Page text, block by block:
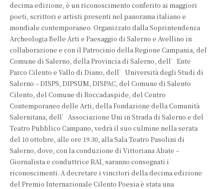
decima edizione, è un riconoscimento conferito ai maggiori
poeti, scrittori e artisti presenti nel panorama italiano e
mondiale contemporaneo. Organizzato dalla Soprintendenza
Archeologia Belle Arti e Paesaggio di Salerno e Avellino in
collaborazione e con il Patrocinio della Regione Campania, del
Comune di Salerno, della Provincia di Salerno, dell’Ente
Parco Cilento e Vallo di Diano, dell’Università degli Studi di
Salerno – DISPS, DIPSUM, DISPAC, del Comune di Salento
Cilento, del Comune di Roccadaspide, del Centro
Contemporaneo delle Arti, della Fondazione della Comunità
Salernitana, dell’Associazione Uni in Strada di Salerno e del
Teatro Pubblico Campano, vedrà il suo culmine nella serata
del 10 ottobre, alle ore 19.30, alla Sala Teatro Pasolini di
Salerno, dove, con la conduzione di Vittoriana Abate –
Giornalista e conduttrice RAI, saranno consegnati i
riconoscimenti. A decretare i vincitori della decima edizione
del Premio Internazionale Cilento Poesia è stata una